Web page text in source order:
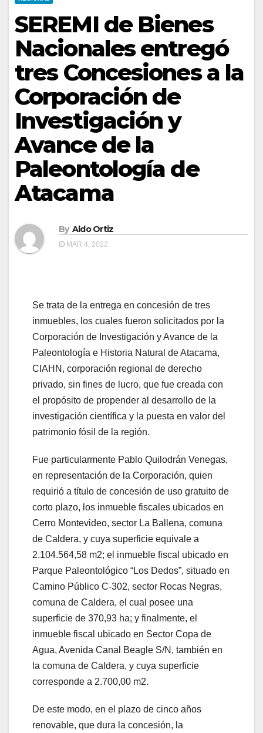
SEREMI de Bienes
Nacionales entregó
tres Concesiones a la
Corporación de
Investigación y
Avance de la
Paleontología de
Atacama
By Aldo Ortiz
MAR 4, 2022
Se trata de la entrega en concesión de tres
inmuebles, los cuales fueron solicitados por la
Corporación de Investigación y Avance de la
Paleontología e Historia Natural de Atacama,
CIAHN, corporación regional de derecho
privado, sin fines de lucro, que fue creada con
el propósito de propender al desarrollo de la
investigación científica y la puesta en valor del
patrimonio fósil de la región.
Fue particularmente Pablo Quilodrán Venegas,
en representación de la Corporación, quien
requirió a título de concesión de uso gratuito de
corto plazo, los inmueble fiscales ubicados en
Cerro Montevideo, sector La Ballena, comuna
de Caldera, y cuya superficie equivale a
2.104.564,58 m2; el inmueble fiscal ubicado en
Parque Paleontológico “Los Dedos”, situado en
Camino Público C-302, sector Rocas Negras,
comuna de Caldera, el cual posee una
superficie de 370,93 ha; y finalmente, el
inmueble fiscal ubicado en Sector Copa de
Agua, Avenida Canal Beagle S/N, también en
la comuna de Caldera, y cuya superficie
corresponde a 2.700,00 m2.
De este modo, en el plazo de cinco años
renovable, que dura la concesión, la